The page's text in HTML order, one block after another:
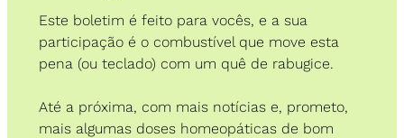
Este boletim é feito para vocês, e a sua
participação é o combustível que move esta
pena (ou teclado) com um quê de rabugice.
Até a próxima, com mais notícias e, prometo,
mais algumas doses homeopáticas de bom